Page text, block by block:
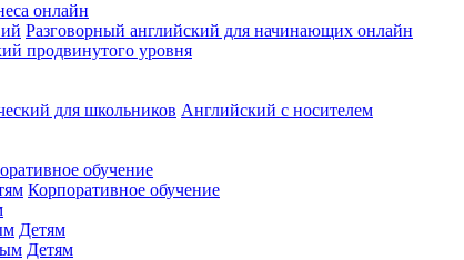
онлайн
Разговорный английский для начинающих онлайн
продвинутого уровня
для школьников Английский с носителем
обучение
Корпоративное обучение
Детям
Детям